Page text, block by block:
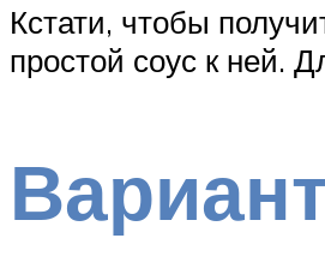
Кстати, чтобы
простой соус к ней.